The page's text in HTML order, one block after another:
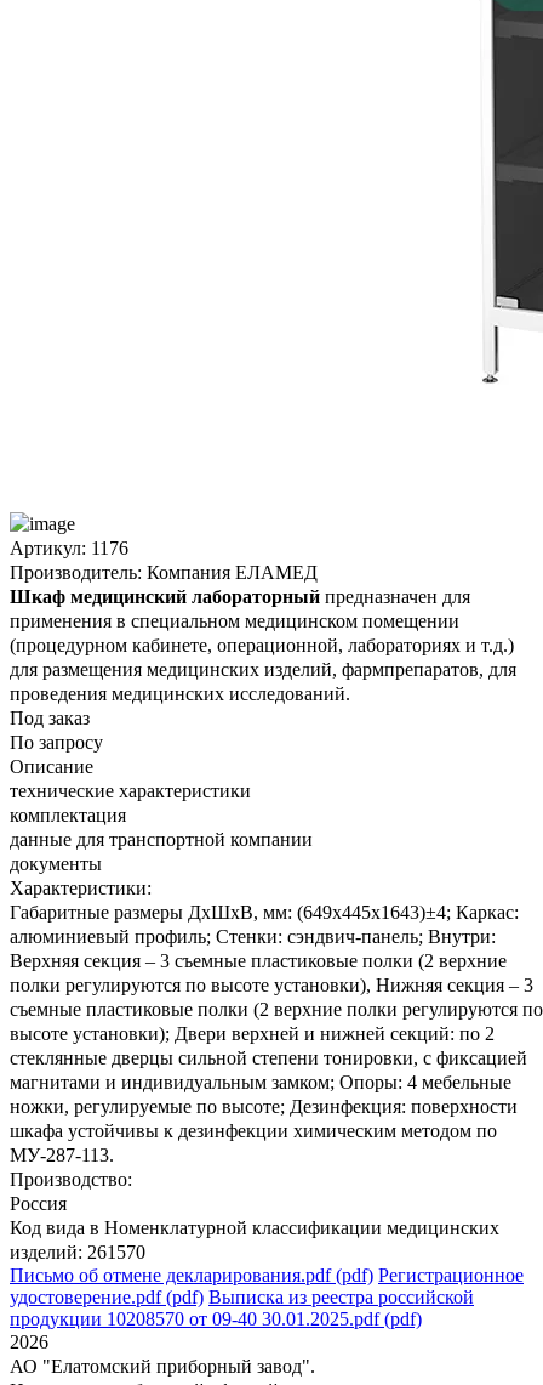
Артикул: 1176
Производитель: Компания ЕЛАМЕД
Шкаф медицинский лабораторный предназначен для
применения в специальном медицинском помещении
(процедурном кабинете, операционной, лабораториях и т.д.)
для размещения медицинских изделий, фармпрепаратов, для
проведения медицинских исследований.
Под заказ
По запросу
Описание
технические характеристики
комплектация
данные для транспортной компании
документы
Характеристики:
Габаритные размеры ДхШхВ, мм: (649х445х1643)±4; Каркас:
алюминиевый профиль; Стенки: сэндвич-панель; Внутри:
Верхняя секция – 3 съемные пластиковые полки (2 верхние
полки регулируются по высоте установки), Нижняя секция – 3
съемные пластиковые полки (2 верхние полки регулируются по
высоте установки); Двери верхней и нижней секций: по 2
стеклянные дверцы сильной степени тонировки, с фиксацией
магнитами и индивидуальным замком; Опоры: 4 мебельные
ножки, регулируемые по высоте; Дезинфекция: поверхности
шкафа устойчивы к дезинфекции химическим методом по
МУ-287-113.
Производство:
Россия
Код вида в Номенклатурной классификации медицинских
изделий: 261570
Письмо об отмене декларирования.pdf (pdf) Регистрационное
удостоверение.pdf (pdf) Выписка из реестра российской
продукции 10208570 от 09-40 30.01.2025.pdf (pdf)
2026
АО "Елатомский приборный завод".